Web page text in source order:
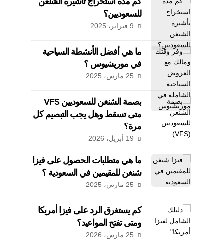
للسعوديين؟
9 فبراير، 2025
ما هي أفضل الأنشطة السياحية
في موريشيوس ؟
25 مارس، 2025
بصمة الشنغن للسعوديين VFS
متى تسقط وهل يجب التبصيم كل
مرة؟
19 أبريل، 2026
ما هي متطلبات الحصول على فيزا
شنغن للمقيمين في السعودية ؟
25 مارس، 2025
كم يستغرق الرد على فيزا أمريكا
ومتى تفتح المواعيد؟
25 مارس، 2026